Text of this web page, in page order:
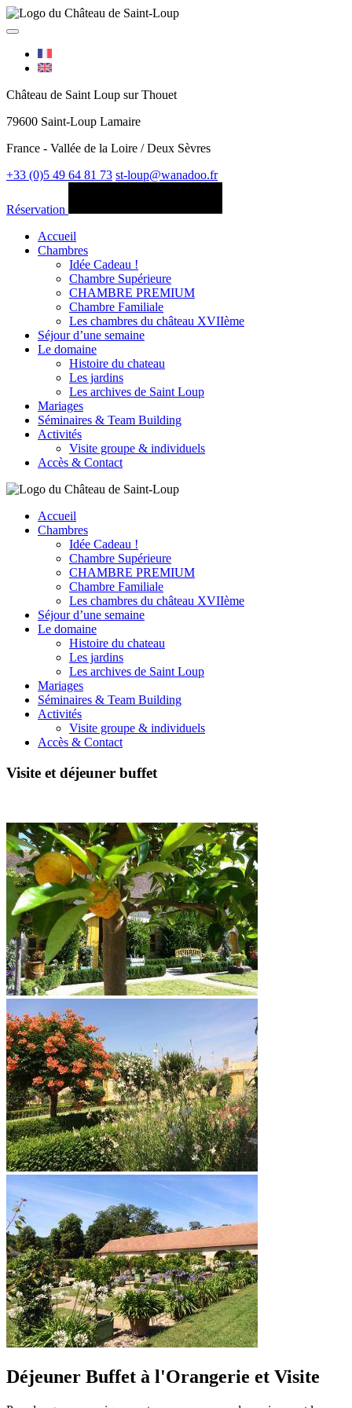
Château de Saint Loup sur Thouet
79600 Saint-Loup Lamaire
France - Vallée de la Loire / Deux Sèvres
+33 (0)5 49 64 81 73 st-loup@wanadoo.fr
Réservation
Accueil
Chambres
Idée Cadeau !
Chambre Supérieure
CHAMBRE PREMIUM
Chambre Familiale
Les chambres du château XVIIème
Séjour d’une semaine
Le domaine
Histoire du chateau
Les jardins
Les archives de Saint Loup
Mariages
Séminaires & Team Building
Activités
Visite groupe & individuels
Accès & Contact
Accueil
Chambres
Idée Cadeau !
Chambre Supérieure
CHAMBRE PREMIUM
Chambre Familiale
Les chambres du château XVIIème
Séjour d’une semaine
Le domaine
Histoire du chateau
Les jardins
Les archives de Saint Loup
Mariages
Séminaires & Team Building
Activités
Visite groupe & individuels
Accès & Contact
Visite et déjeuner buffet
Déjeuner Buffet à l'Orangerie et Visite